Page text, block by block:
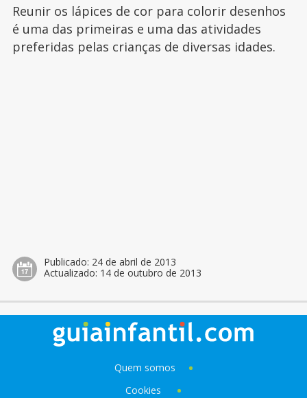
Reunir os lápices de cor para colorir desenhos
é uma das primeiras e uma das atividades
preferidas pelas crianças de diversas idades.
Publicado: 24 de abril de 2013
Actualizado: 14 de outubro de 2013
Quem somos
Cookies